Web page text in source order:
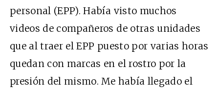
personal (EPP). Había visto muchos
videos de compañeros de otras unidades
que al traer el EPP puesto por varias horas
quedan con marcas en el rostro por la
presión del mismo. Me había llegado el